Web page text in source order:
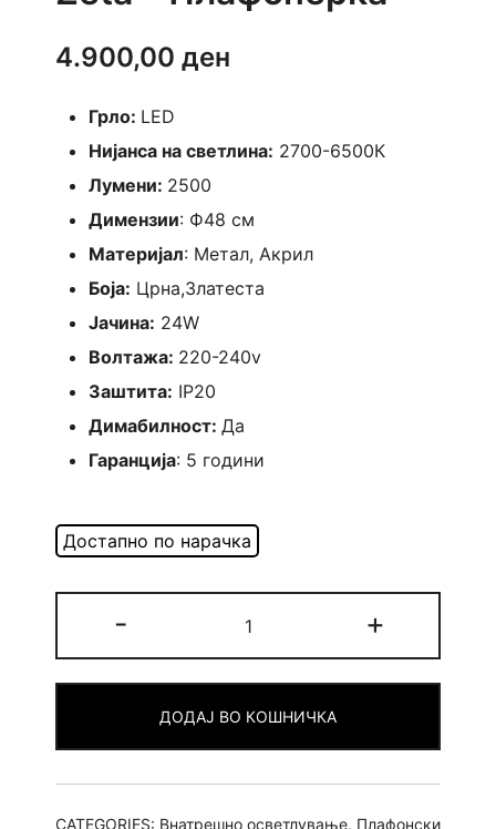
4.900,00 ден
Грло: LED
Нијанса на светлина: 2700-6500К
Лумени: 2500
Димензии: Ф48 см
Материјал: Метал, Акрил
Боја: Црна,Златеста
Јачина: 24W
Волтажа: 220-240v
Заштита: IP20
Димабилност: Да
Гаранција: 5 години
-
-
Плафонерка
+
ДОДАЈ ВО КОШНИЧКА
CATEGORIES: Внатрешно осветлување, Плафонски